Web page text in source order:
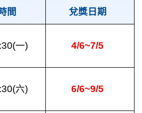
間 兌獎日期
一) 4/6~7/5
六) 6/6~9/5